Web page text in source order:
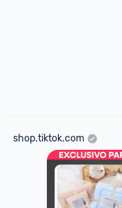
shop.tiktok.com